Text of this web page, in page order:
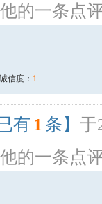
的一条点
诚信度： 1
有 1 条】 于
的一条点